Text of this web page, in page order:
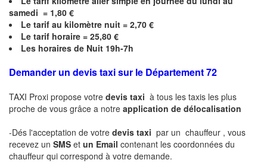
samedi = 1,80 €
Le tarif au kilomètre nuit = 2,70 €
Le tarif horaire = 25,80 €
Les horaires de Nuit 19h-7h
Demander un devis taxi sur le Département 72
TAXI Proxi propose votre devis taxi à tous les taxis les plus
proche de vous grâce a notre application de délocalisation
-Dés l'acceptation de votre devis taxi par un chauffeur , vous
recevez un SMS et un Email contenant les coordonnées du
chauffeur qui correspond à votre demande.